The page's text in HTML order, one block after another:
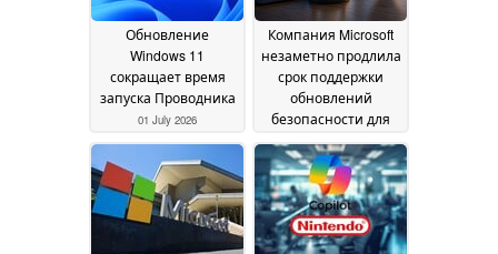
Обновление
Windows 11
сокращает время
запуска Проводника
01 July 2026
Компания Microsoft
незаметно продлила
срок поддержки
обновлений
безопасности для
года28 June 2026